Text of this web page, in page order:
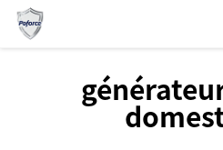
À Propos de Nous